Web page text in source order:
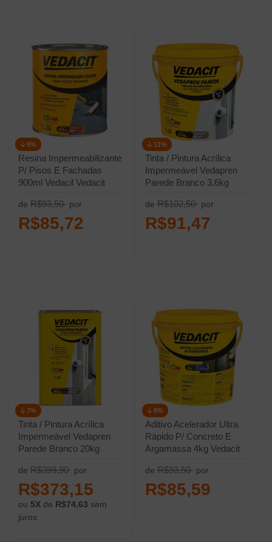
Resina Impermeabilizante
P/ Pisos E Fachadas
900ml Vedacil Vedacit
de R$93,50
8%
por
R$85,72
Tinta / Pintura Acrílica
Impermeável Vedapren
Parede Branco 3,6kg
de R$102,50
11%
por
R$91,47
Tinta / Pintura Acrílica
Impermeável Vedapren
Parede Branco 20kg
de R$399,90
7%
por
R$373,15
ou 5X de R$74,63 sem
juros
Aditivo Acelerador Ultra
Rápido P/ Concreto E
Argamassa 4kg Vedacit
de R$93,50
8%
por
R$85,59